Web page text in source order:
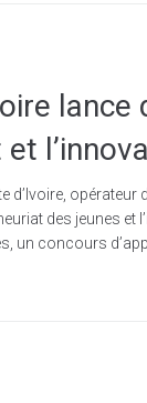
et
d’Ivoire,
des jeunes
un concours